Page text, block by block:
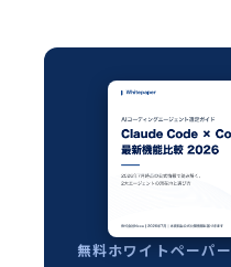
無料ホワイトペーパー